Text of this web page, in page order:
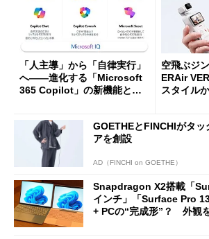
「人主導」から「自律実行」
へ――進化する「Microsoft
365 Copilot」の新機能とエ
空飛ぶジ
ERAir
スタイル
GOETHEとFINCHIがタッ
アを創設
AD（FINCHI on GOETHE）
Snapdragon X2搭載「
インチ」「Surface Pro
+ PCの“完成形”？ 外観